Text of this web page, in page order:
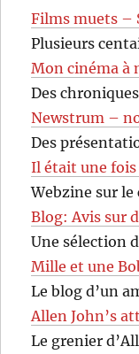
Films muets –
Plusieurs
Mon cinéma à
Des
Newstrum –
Des
Il était une fois
Webzine sur le
Blog: Avis sur
Une sélection
Mille et une
Le blog d’un
Allen John’s
Le grenier